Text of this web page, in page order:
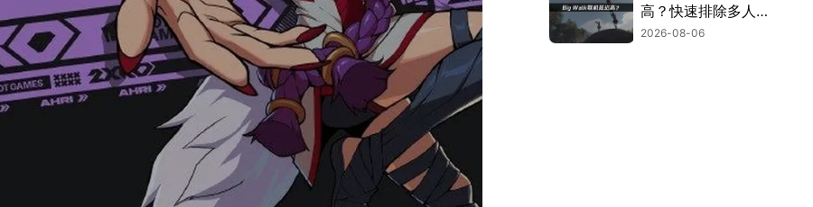
高？快速排除多人游
玩卡顿困扰！
2026-08-06